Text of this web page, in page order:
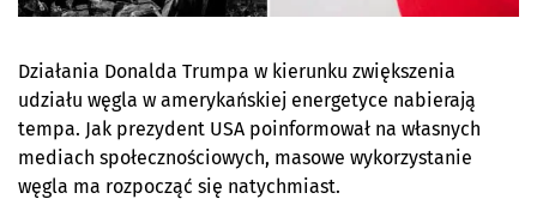
Działania Donalda Trumpa w kierunku zwiększenia
udziału węgla w amerykańskiej energetyce nabierają
tempa. Jak prezydent USA poinformował na własnych
mediach społecznościowych, masowe wykorzystanie
węgla ma rozpocząć się natychmiast.